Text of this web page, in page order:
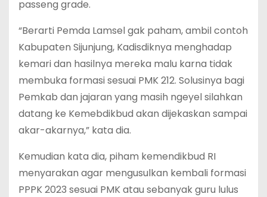
passeng grade.
“Berarti Pemda Lamsel gak paham, ambil contoh
Kabupaten Sijunjung, Kadisdiknya menghadap
kemari dan hasilnya mereka malu karna tidak
membuka formasi sesuai PMK 212. Solusinya bagi
Pemkab dan jajaran yang masih ngeyel silahkan
datang ke Kemebdikbud akan dijekaskan sampai
akar-akarnya,” kata dia.
Kemudian kata dia, piham kemendikbud RI
menyarakan agar mengusulkan kembali formasi
PPPK 2023 sesuai PMK atau sebanyak guru lulus